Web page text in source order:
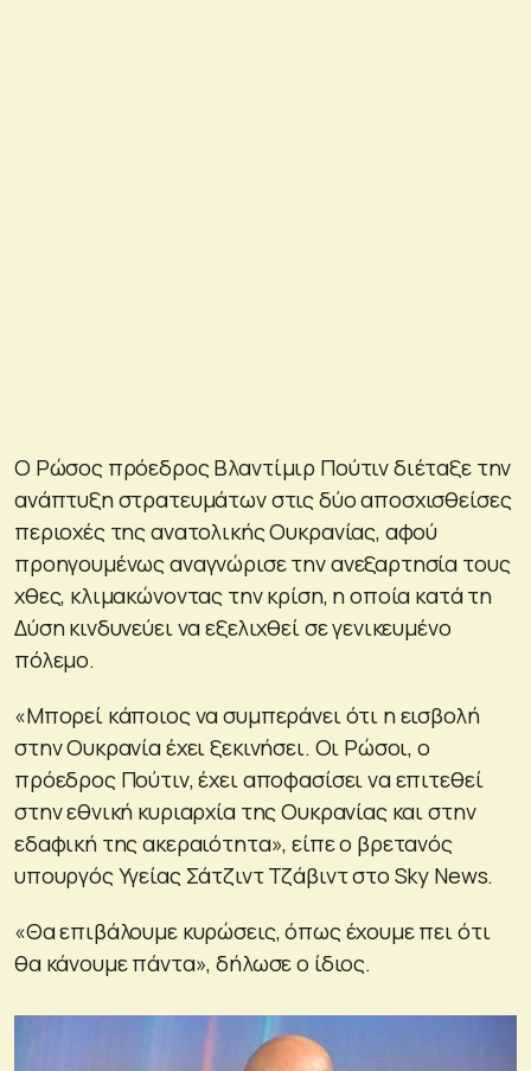
Ο Ρώσος πρόεδρος Βλαντίμιρ Πούτιν διέταξε την
ανάπτυξη στρατευμάτων στις δύο αποσχισθείσες
περιοχές της ανατολικής Ουκρανίας, αφού
προηγουμένως αναγνώρισε την ανεξαρτησία τους
χθες, κλιμακώνοντας την κρίση, η οποία κατά τη
Δύση κινδυνεύει να εξελιχθεί σε γενικευμένο
πόλεμο.
«Μπορεί κάποιος να συμπεράνει ότι η εισβολή
στην Ουκρανία έχει ξεκινήσει. Οι Ρώσοι, ο
πρόεδρος Πούτιν, έχει αποφασίσει να επιτεθεί
στην εθνική κυριαρχία της Ουκρανίας και στην
εδαφική της ακεραιότητα», είπε ο βρετανός
υπουργός Υγείας Σάτζιντ Τζάβιντ στο Sky News.
«Θα επιβάλουμε κυρώσεις, όπως έχουμε πει ότι
θα κάνουμε πάντα», δήλωσε ο ίδιος.